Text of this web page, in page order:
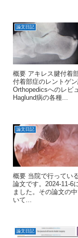
論文日記
概要 アキレス腱付着
付着部症のレントゲ
Orthopedicsへのレビ
Haglund病の各種...
論文日記
概要 当院で行ってい
論文です。2024-11-6
ました。その論文の
いて...
論文日記